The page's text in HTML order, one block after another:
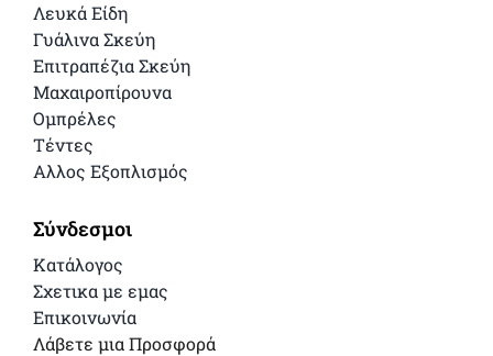
Λευκά Είδη
Γυάλινα Σκεύη
Επιτραπέζια Σκεύη
Μαχαιροπίρουνα
Ομπρέλες
Τέντες
Αλλος Εξοπλισμός
Σύνδεσμοι
Κατάλογος
Σχετικα με εμας
Επικοινωνία
Λάβετε μια Προσφορά